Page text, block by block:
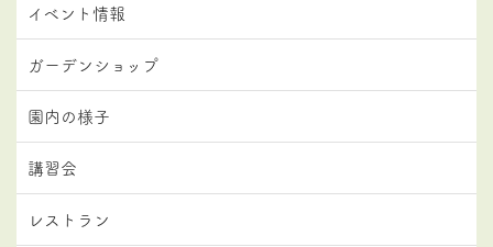
イベント情報
ガーデンショップ
園内の様子
講習会
レストラン